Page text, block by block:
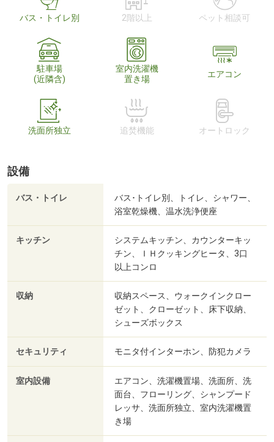
バス・トイレ別 2階以上 ペット相談可
駐車場
(近隣含)
室内洗濯機
置き場
エアコン
洗面所独立 追焚機能 オートロック
設備
バス・トイレ
バス･トイレ別、トイレ、シャワー、
浴室乾燥機、温水洗浄便座
キッチン
システムキッチン、カウンターキッ
チン、ＩＨクッキングヒータ、3口
以上コンロ
収納
収納スペース、ウォークインクロー
ゼット、クローゼット、床下収納、
シューズボックス
セキュリティ モニタ付インターホン、防犯カメラ
室内設備
エアコン、洗濯機置場、洗面所、洗
面台、フローリング、シャンプード
レッサ、洗面所独立、室内洗濯機置
き場